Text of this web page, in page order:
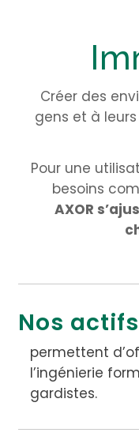
Créer des
gens et à
Pour une
besoins
AXOR
Nos
permettent
l’ingénierie
gardistes.